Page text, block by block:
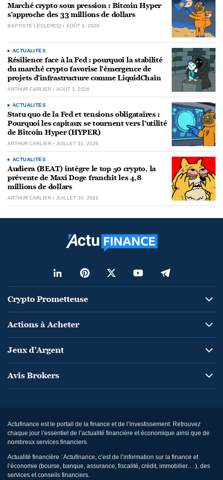
Marché crypto sous pression : Bitcoin Hyper
s’approche des 33 millions de dollars
BAPTISTE LECLERCQ AOÛT 4, 2026
ACTUALITÉS
Résilience face à la Fed : pourquoi la stabilité
du marché crypto favorise l’émergence de
projets d’infrastructure comme LiquidChain
ARTHUR CARLIER AOÛT 3, 2026
ACTUALITÉS
Statu quo de la Fed et tensions obligataires :
Pourquoi les capitaux se tournent vers l’utilité
de Bitcoin Hyper (HYPER)
ARTHUR CARLIER JUILLET 31, 2026
ACTUALITÉS
Audiera (BEAT) intègre le top 50 crypto, la
prévente de Maxi Doge franchit les 4,8
millions de dollars
ARTHUR CARLIER JUILLET 30, 2026
Crypto Prometteuse
Actions à Acheter
Jeux d’Argent
Avis Brokers
Actufinance est le portail de la finance et de l’investissement. Retrouvez
chaque jour l’essentiel de l’actualité financière et économique ainsi que de
nombreux services financiers.
Actualité financière : Actufinance, c’est de l’information sur la finance et
l’économie (bourse, banque, assurance, fiscalité, crédit, immobilier… ), des
services et conseils financiers.